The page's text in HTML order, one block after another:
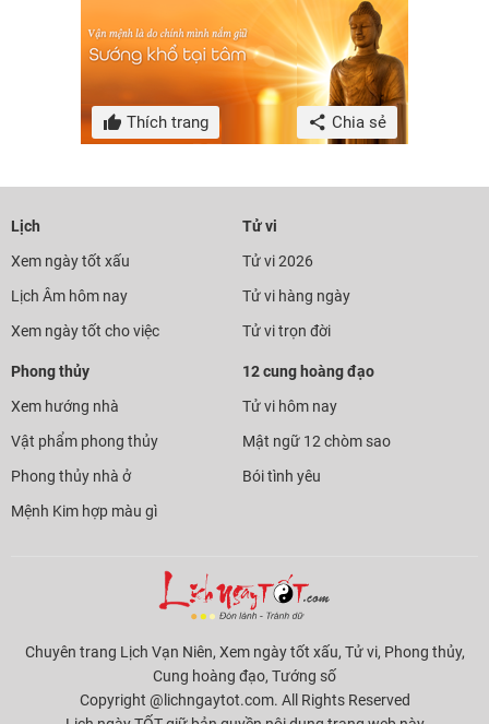
Thích trang Chia sẻ
Lịch
Xem ngày tốt xấu
Lịch Âm hôm nay
Xem ngày tốt cho việc
Tử vi
Tử vi 2026
Tử vi hàng ngày
Tử vi trọn đời
Phong thủy
Xem hướng nhà
Vật phẩm phong thủy
Phong thủy nhà ở
Mệnh Kim hợp màu gì
12 cung hoàng đạo
Tử vi hôm nay
Mật ngữ 12 chòm sao
Bói tình yêu
Chuyên trang Lịch Vạn Niên, Xem ngày tốt xấu, Tử vi, Phong thủy,
Cung hoàng đạo, Tướng số
Copyright @lichngaytot.com. All Rights Reserved